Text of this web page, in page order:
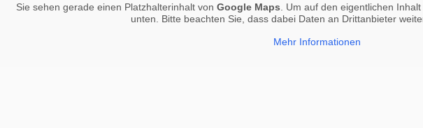
Sie sehen gerade einen Platzhalterinhalt vonGoogle Maps . Um auf den eigentlichen
unten. Bitte beachten Sie, dass dabei Daten an Drittanbieter
Mehr Informationen